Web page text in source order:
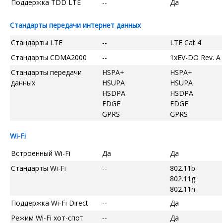
Поддержка TDD LTE
-- Да
Стандарты передачи интернет данных
Стандарты LTE
--
LTE Cat 4
Стандарты CDMA2000
--
1xEV-DO Rev. A
Стандарты передачи
данных
HSPA+
HSUPA
HSDPA
EDGE
GPRS
HSPA+
HSUPA
HSDPA
EDGE
GPRS
Wi-Fi
Встроенный Wi-Fi
Да
Да
Стандарты Wi-Fi
--
802.11b
802.11g
802.11n
Поддержка Wi-Fi Direct
--
Да
Режим Wi-Fi хот-спот
-- Да